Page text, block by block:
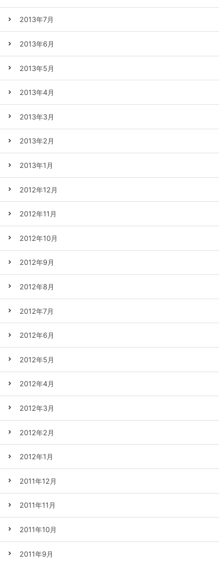
2013年7月
2013年6月
2013年5月
2013年4月
2013年3月
2013年2月
2013年1月
2012年12月
2012年11月
2012年10月
2012年9月
2012年8月
2012年7月
2012年6月
2012年5月
2012年4月
2012年3月
2012年2月
2012年1月
2011年12月
2011年11月
2011年10月
2011年9月